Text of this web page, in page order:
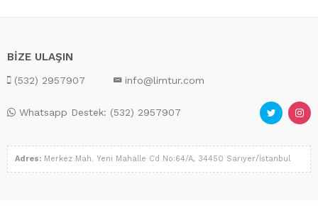
BİZE ULAŞIN
(532) 2957907 info@limtur.com
Whatsapp Destek: (532) 2957907
Adres: Merkez Mah. Yeni Mahalle Cd No:64/A, 34450 Sarıyer/İstanbul